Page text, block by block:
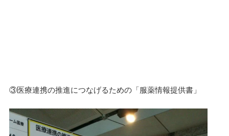
③医療連携の推進につなげるための「服薬情報提供書」